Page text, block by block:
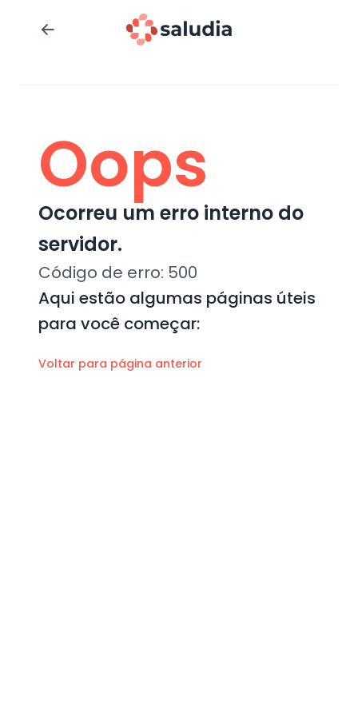
Oops
Ocorreu um erro interno do
servidor.
Código de erro: 500
Aqui estão algumas páginas úteis
para você começar:
Voltar para página anterior